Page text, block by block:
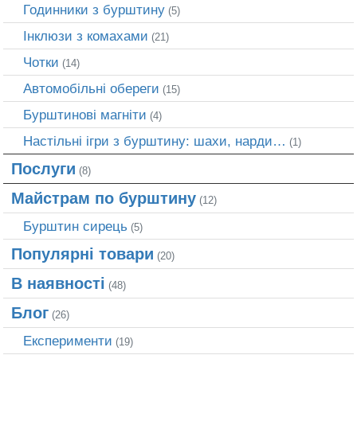
Годинники з бурштину (5)
Інклюзи з комахами (21)
Чотки (14)
Автомобільні обереги (15)
Бурштинові магніти (4)
Настільні ігри з бурштину: шахи, нарди… (1)
Послуги (8)
Майстрам по бурштину (12)
Бурштин сирець (5)
Популярні товари (20)
В наявності (48)
Блог (26)
Експерименти (19)